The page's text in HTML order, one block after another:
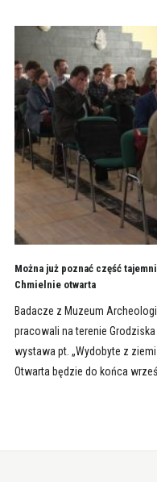
Można już poznać część
Chmielnie otwarta
Badacze z Muzeum
pracowali na terenie
wystawa pt. „Wydobyte z
Otwarta będzie do końca